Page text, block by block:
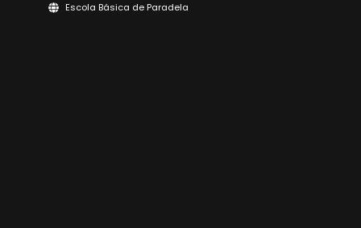
Escola Básica de Paradela